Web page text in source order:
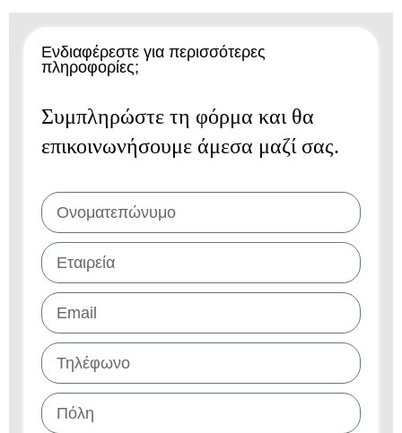
Ενδιαφέρεστε για περισσότερες
πληροφορίες;
Συμπληρώστε τη φόρμα και θα
επικοινωνήσουμε άμεσα μαζί σας.